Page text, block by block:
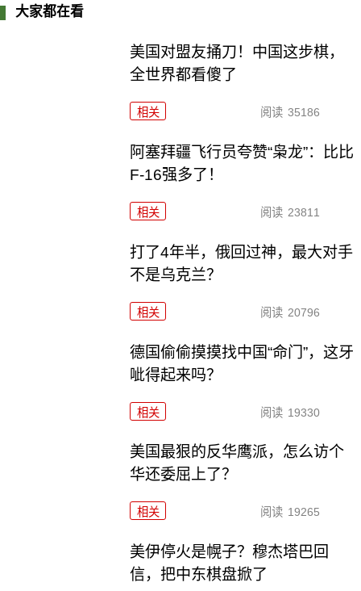
大家都在看
美国对盟友捅刀！中国这步棋，
全世界都看傻了
相关 阅读 35186
阿塞拜疆飞行员夸赞“枭龙”：比比
F-16强多了！
相关 阅读 23811
打了4年半，俄回过神，最大对手
不是乌克兰？
相关 阅读 20796
德国偷偷摸摸找中国“命门”，这牙
呲得起来吗？
相关 阅读 19330
美国最狠的反华鹰派，怎么访个
华还委屈上了？
相关 阅读 19265
美伊停火是幌子？穆杰塔巴回
信，把中东棋盘掀了